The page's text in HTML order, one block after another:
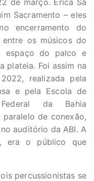
de março. Érica Sá
Sacramento – eles
encerramento do
os músicos do
espaço do palco e
plateia. Foi assim na
realizada pela
e pela Escola de
da Bahia
paralelo de conexão,
auditório da ABI. A
era o público que
percussionistas se